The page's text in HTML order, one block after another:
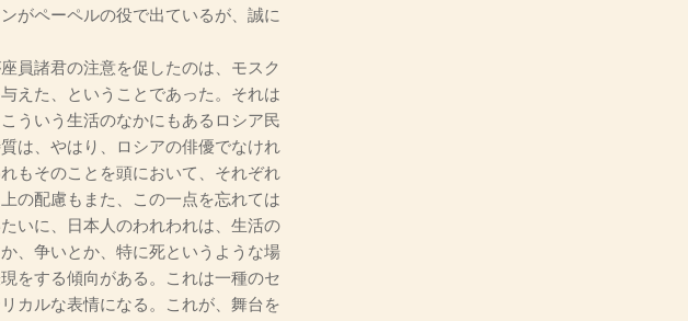
がペーペルの役で出ているが、誠に
員諸君の注意を促したのは、モスク
えた、ということであった。それは
ういう生活のなかにもあるロシア民
は、やはり、ロシアの俳優でなけれ
もそのことを頭において、それぞれ
の配慮もまた、この一点を忘れては
いに、日本人のわれわれは、生活の
、争いとか、特に死というような場
をする傾向がある。これは一種のセ
カルな表情になる。これが、舞台を